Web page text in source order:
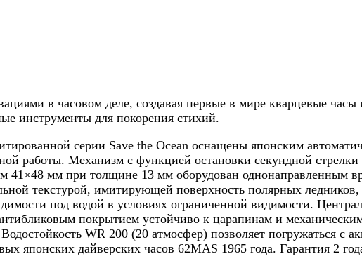
в часовом деле, создавая первые в мире кварцевые
инструменты для покорения стихий.
серии Save the Ocean оснащены японским
работы. Механизм с функцией остановки секундной
41×48 мм при толщине 13 мм оборудован однонаправленным
текстурой, имитирующей поверхность полярных
под водой в условиях ограниченной видимости.
покрытием устойчиво к царапинам и
WR 200 (20 атмосфер) позволяет погружаться с
японских дайверских часов 62MAS 1965 года. Гарантия 2